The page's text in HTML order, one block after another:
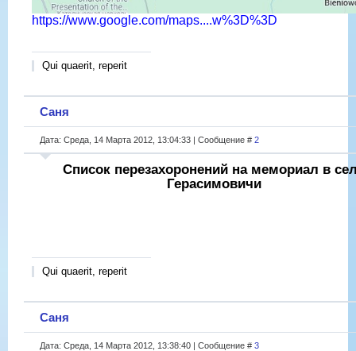
https://www.google.com/maps....w%3D%3D
Qui quaerit, reperit
Саня
Дата: Среда, 14 Марта 2012, 13:04:33 | Сообщение # 2
Список перезахоронений на мемориал в
Герасимовичи
Qui quaerit, reperit
Саня
Дата: Среда, 14 Марта 2012, 13:38:40 | Сообщение # 3